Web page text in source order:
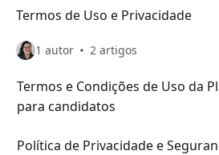
Termos de Uso e Privacidade
1 autor 2 artigos
Termos e Condições de Uso da
para candidatos
Política de Privacidade e